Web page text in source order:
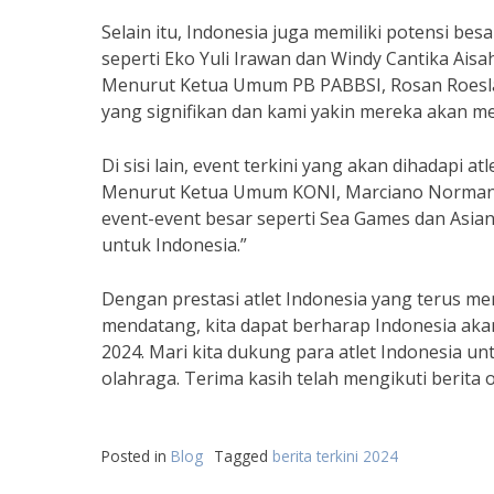
Selain itu, Indonesia juga memiliki potensi
seperti Eko Yuli Irawan dan Windy Cantika
Menurut Ketua Umum PB PABBSI, Rosan
yang signifikan dan kami yakin mereka akan
Di sisi lain, event terkini yang akan dihadapi
Menurut Ketua Umum KONI, Marciano
event-event besar seperti Sea Games dan
untuk Indonesia.”
Dengan prestasi atlet Indonesia yang terus
mendatang, kita dapat berharap Indonesia
2024. Mari kita dukung para atlet Indonesia
olahraga. Terima kasih telah mengikuti berita
Posted in Blog Tagged berita terkini 2024